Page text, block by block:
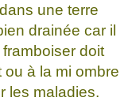
une terre
drainée car il
doit
à la mi ombre
les maladies.